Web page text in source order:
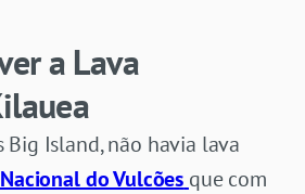
a Lava
Island, não havia lava
do Vulcões que com